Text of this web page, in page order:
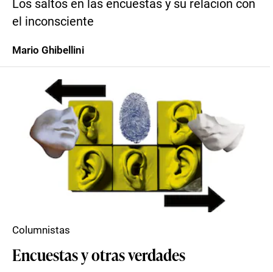
Los saltos en las encuestas y su relación con
el inconsciente
Mario Ghibellini
Encuestas y otras verdades
Columnistas